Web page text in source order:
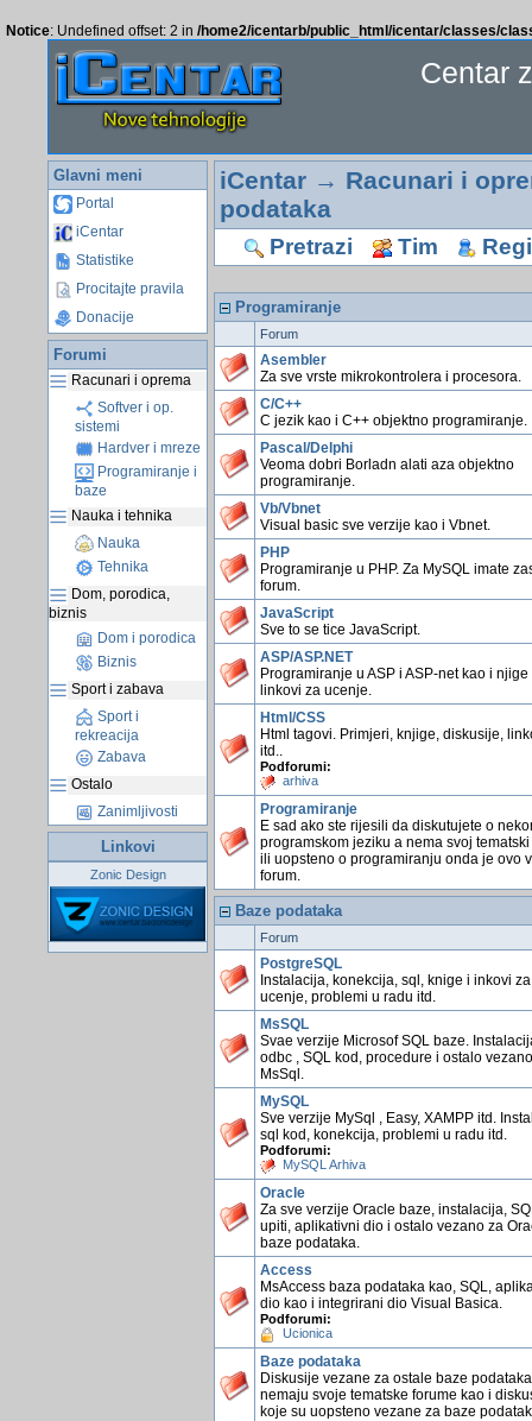
Notice: Undefined offset: 2 in /home2/icentarb/public_html/icentar/classes/
Centar
Glavni meni
Portal
iCentar
Statistike
Procitajte pravila
Donacije
Forumi
Racunari i oprema
Softver i op.
sistemi
Hardver i mreze
Programiranje i
baze
Nauka i tehnika
Nauka
Tehnika
Dom, porodica,
biznis
Dom i porodica
Biznis
Sport i zabava
Sport i
rekreacija
Zabava
Ostalo
Zanimljivosti
Linkovi
Zonic Design
iCentar→ Racunari i
podataka
Pretrazi Tim
Programiranje
Forum
Asembler
Za sve vrste mikrokontrolera i procesora.
C/C++
C jezik kao i C++ objektno programiranje.
Pascal/Delphi
Veoma dobri Borladn alati aza objektno
programiranje.
Vb/Vbnet
Visual basic sve verzije kao i Vbnet.
PHP
Programiranje u PHP. Za MySQL imate
forum.
JavaScript
Sve to se tice JavaScript.
ASP/ASP.NET
Programiranje u ASP i ASP-net kao i njige
linkovi za ucenje.
Html/CSS
Html tagovi. Primjeri, knjige, diskusije,
itd..
Podforumi:
arhiva
Programiranje
E sad ako ste rijesili da diskutujete o
programskom jeziku a nema svoj tematski
ili uopsteno o programiranju onda je ovo
forum.
Baze podataka
Forum
PostgreSQL
Instalacija, konekcija, sql, knige i inkovi za
ucenje, problemi u radu itd.
MsSQL
Svae verzije Microsof SQL baze.
odbc , SQL kod, procedure i ostalo
MsSql.
MySQL
Sve verzije MySql , Easy, XAMPP itd.
sql kod, konekcija, problemi u radu itd.
Podforumi:
MySQL Arhiva
Oracle
Za sve verzije Oracle baze, instalacija,
upiti, aplikativni dio i ostalo vezano za
baze podataka.
Access
MsAccess baza podataka kao, SQL,
dio kao i integrirani dio Visual Basica.
Podforumi:
Ucionica
Baze podataka
Diskusije vezane za ostale baze
nemaju svoje tematske forume kao i
koje su uopsteno vezane za baze